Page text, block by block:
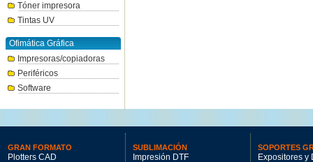
Tóner impresora
Tintas UV
Ofimática Gráfica
Impresoras/copiadoras
Periféricos
Software
GRAN FORMATO
Plotters CAD
SUBLIMACIÓN
Impresión DTF
SOPORTES
Expositores y